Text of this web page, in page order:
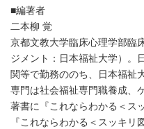
■編著者
二本柳 覚
京都文教大学臨床心理学部臨
ジメント：日本福祉大学）。
関等で勤務ののち、日本福祉
専門は社会福祉専門職養成、
著書に『これならわかる＜ス
『これならわかる＜スッキリ